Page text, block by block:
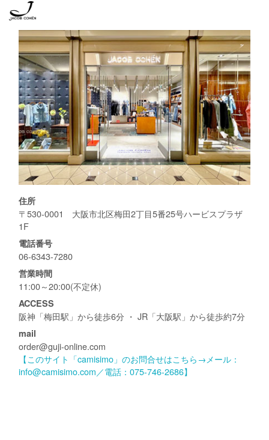
住所
〒530-0001 大阪市北区梅田2丁目5番25号ハービスプラザ
1F
電話番号
06-6343-7280
営業時間
11:00～20:00(不定休)
ACCESS
阪神「梅田駅」から徒歩6分 ・ JR「大阪駅」から徒歩約7分
mail
order@guji-online.com
【このサイト「camisimo」のお問合せはこちら→メール：
info@camisimo.com／電話：075-746-2686】